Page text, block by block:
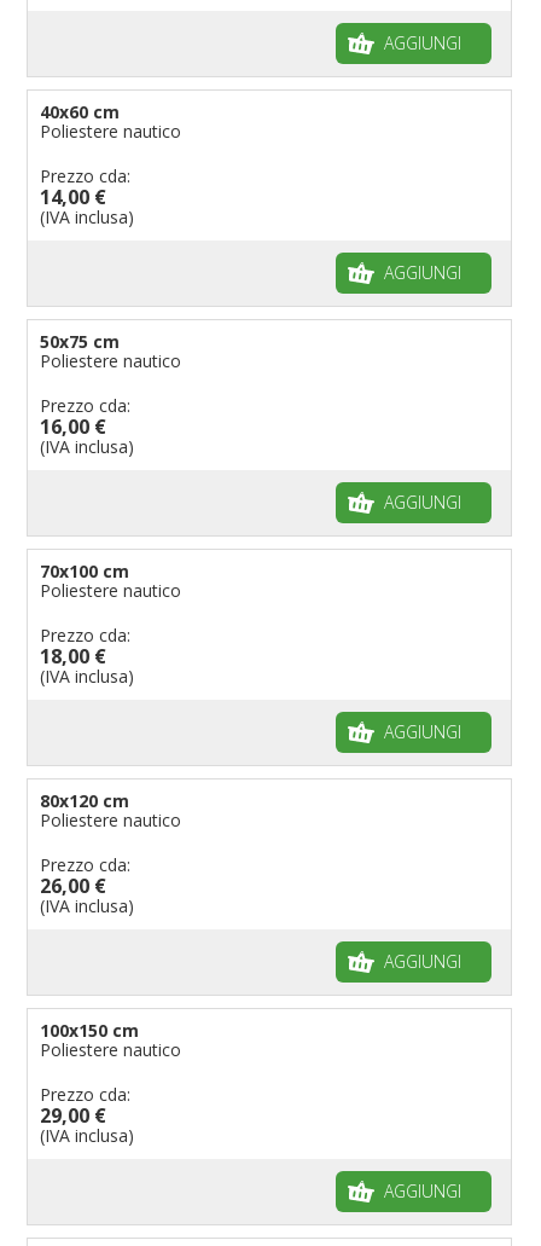
AGGIUNGI
40x60 cm
Poliestere nautico
Prezzo cda:
14,00 €
(IVA inclusa)
AGGIUNGI
50x75 cm
Poliestere nautico
Prezzo cda:
16,00 €
(IVA inclusa)
AGGIUNGI
70x100 cm
Poliestere nautico
Prezzo cda:
18,00 €
(IVA inclusa)
AGGIUNGI
80x120 cm
Poliestere nautico
Prezzo cda:
26,00 €
(IVA inclusa)
AGGIUNGI
100x150 cm
Poliestere nautico
Prezzo cda:
29,00 €
(IVA inclusa)
AGGIUNGI